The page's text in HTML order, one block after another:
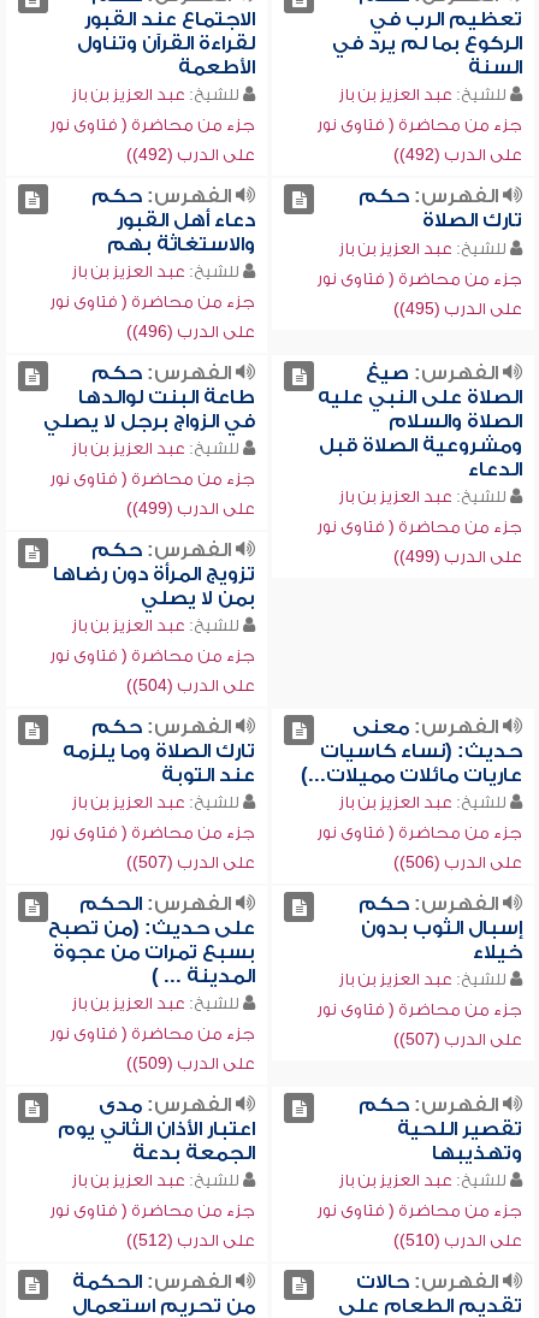
تعظيم الرب في
الركوع بما لم يرد في
السنة
للشيخ: عبد العزيز بن باز
جزء من محاضرة ( فتاوى نور
على الدرب (492))
الاجتماع عند القبور
لقراءة القرآن وتناول
الأطعمة
للشيخ: عبد العزيز بن باز
جزء من محاضرة ( فتاوى نور
على الدرب (492))
الفهرس:حكم
تارك الصلاة
للشيخ: عبد العزيز بن باز
جزء من محاضرة ( فتاوى نور
على الدرب (495))
الفهرس:حكم
دعاء أهل القبور
والاستغاثة بهم
للشيخ: عبد العزيز بن باز
جزء من محاضرة ( فتاوى نور
على الدرب (496))
الفهرس: صيغ
الصلاة على النبي عليه
الصلاة والسلام
ومشروعية الصلاة قبل
الدعاء
للشيخ: عبد العزيز بن باز
جزء من محاضرة ( فتاوى نور
على الدرب (499))
الفهرس:حكم
طاعة البنت لوالدها
في الزواج برجل لا يصلي
للشيخ: عبد العزيز بن باز
جزء من محاضرة ( فتاوى نور
على الدرب (499))
الفهرس:حكم
تزويج المرأة دون رضاها
بمن لا يصلي
للشيخ: عبد العزيز بن باز
جزء من محاضرة ( فتاوى نور
على الدرب (504))
الفهرس:معنى
حديث: (نساء كاسيات
عاريات مائلات مميلات...)
للشيخ: عبد العزيز بن باز
جزء من محاضرة ( فتاوى نور
على الدرب (506))
الفهرس:حكم
تارك الصلاة وما يلزمه
عند التوبة
للشيخ: عبد العزيز بن باز
جزء من محاضرة ( فتاوى نور
على الدرب (507))
الفهرس:حكم
إسبال الثوب بدون
خيلاء
للشيخ: عبد العزيز بن باز
جزء من محاضرة ( فتاوى نور
على الدرب (507))
الفهرس:الحكم
على حديث: (من تصبح
بسبع تمرات من عجوة
المدينة ... )
للشيخ: عبد العزيز بن باز
جزء من محاضرة ( فتاوى نور
على الدرب (509))
الفهرس:حكم
تقصير اللحية
وتهذيبها
للشيخ: عبد العزيز بن باز
جزء من محاضرة ( فتاوى نور
على الدرب (510))
الفهرس:مدى
اعتبار الأذان الثاني يوم
الجمعة بدعة
للشيخ: عبد العزيز بن باز
جزء من محاضرة ( فتاوى نور
على الدرب (512))
الفهرس:حالات
تقديم الطعام على
الفهرس:الحكمة
من تحريم استعمال